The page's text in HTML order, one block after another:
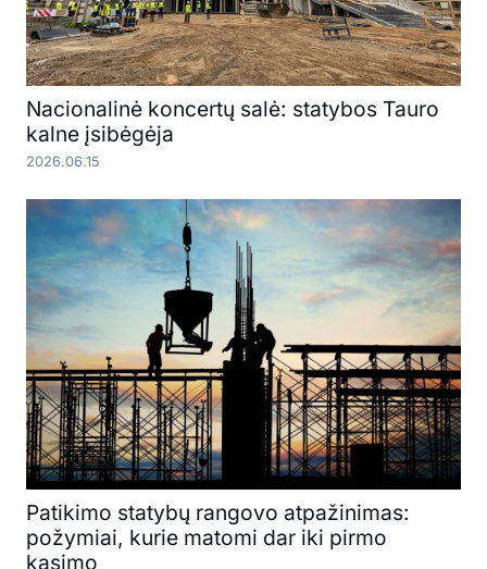
Nacionalinė koncertų salė: statybos Tauro
kalne įsibėgėja
2026.06.15
Patikimo statybų rangovo atpažinimas:
požymiai, kurie matomi dar iki pirmo
kasimo